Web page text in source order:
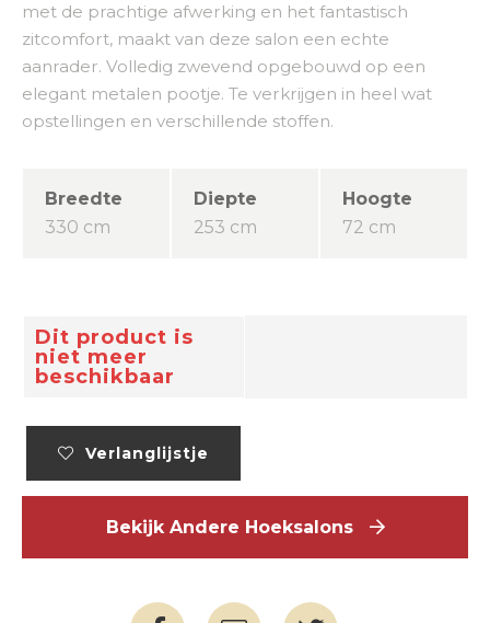
met de prachtige afwerking en het fantastisch
zitcomfort, maakt van deze salon een echte
aanrader. Volledig zwevend opgebouwd op een
elegant metalen pootje. Te verkrijgen in heel wat
opstellingen en verschillende stoffen.
Breedte
330 cm
Diepte
253 cm
Hoogte
72 cm
Dit product is
niet meer
beschikbaar
Verlanglijstje
Bekijk Andere Hoeksalons